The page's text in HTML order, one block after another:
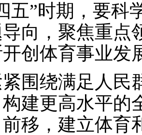
”时期，要科
向，聚焦重点
创体育事业发
绕满足人民
建更高水平的
移，建立体育